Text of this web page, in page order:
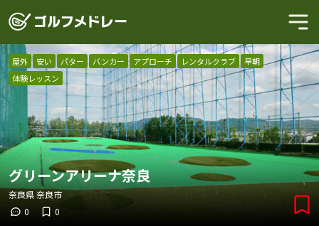
屋外 安い パター バンカー アプローチ レンタルクラブ
早朝
体験レッスン
グリーンアリーナ奈良
奈良県奈良市
0
0